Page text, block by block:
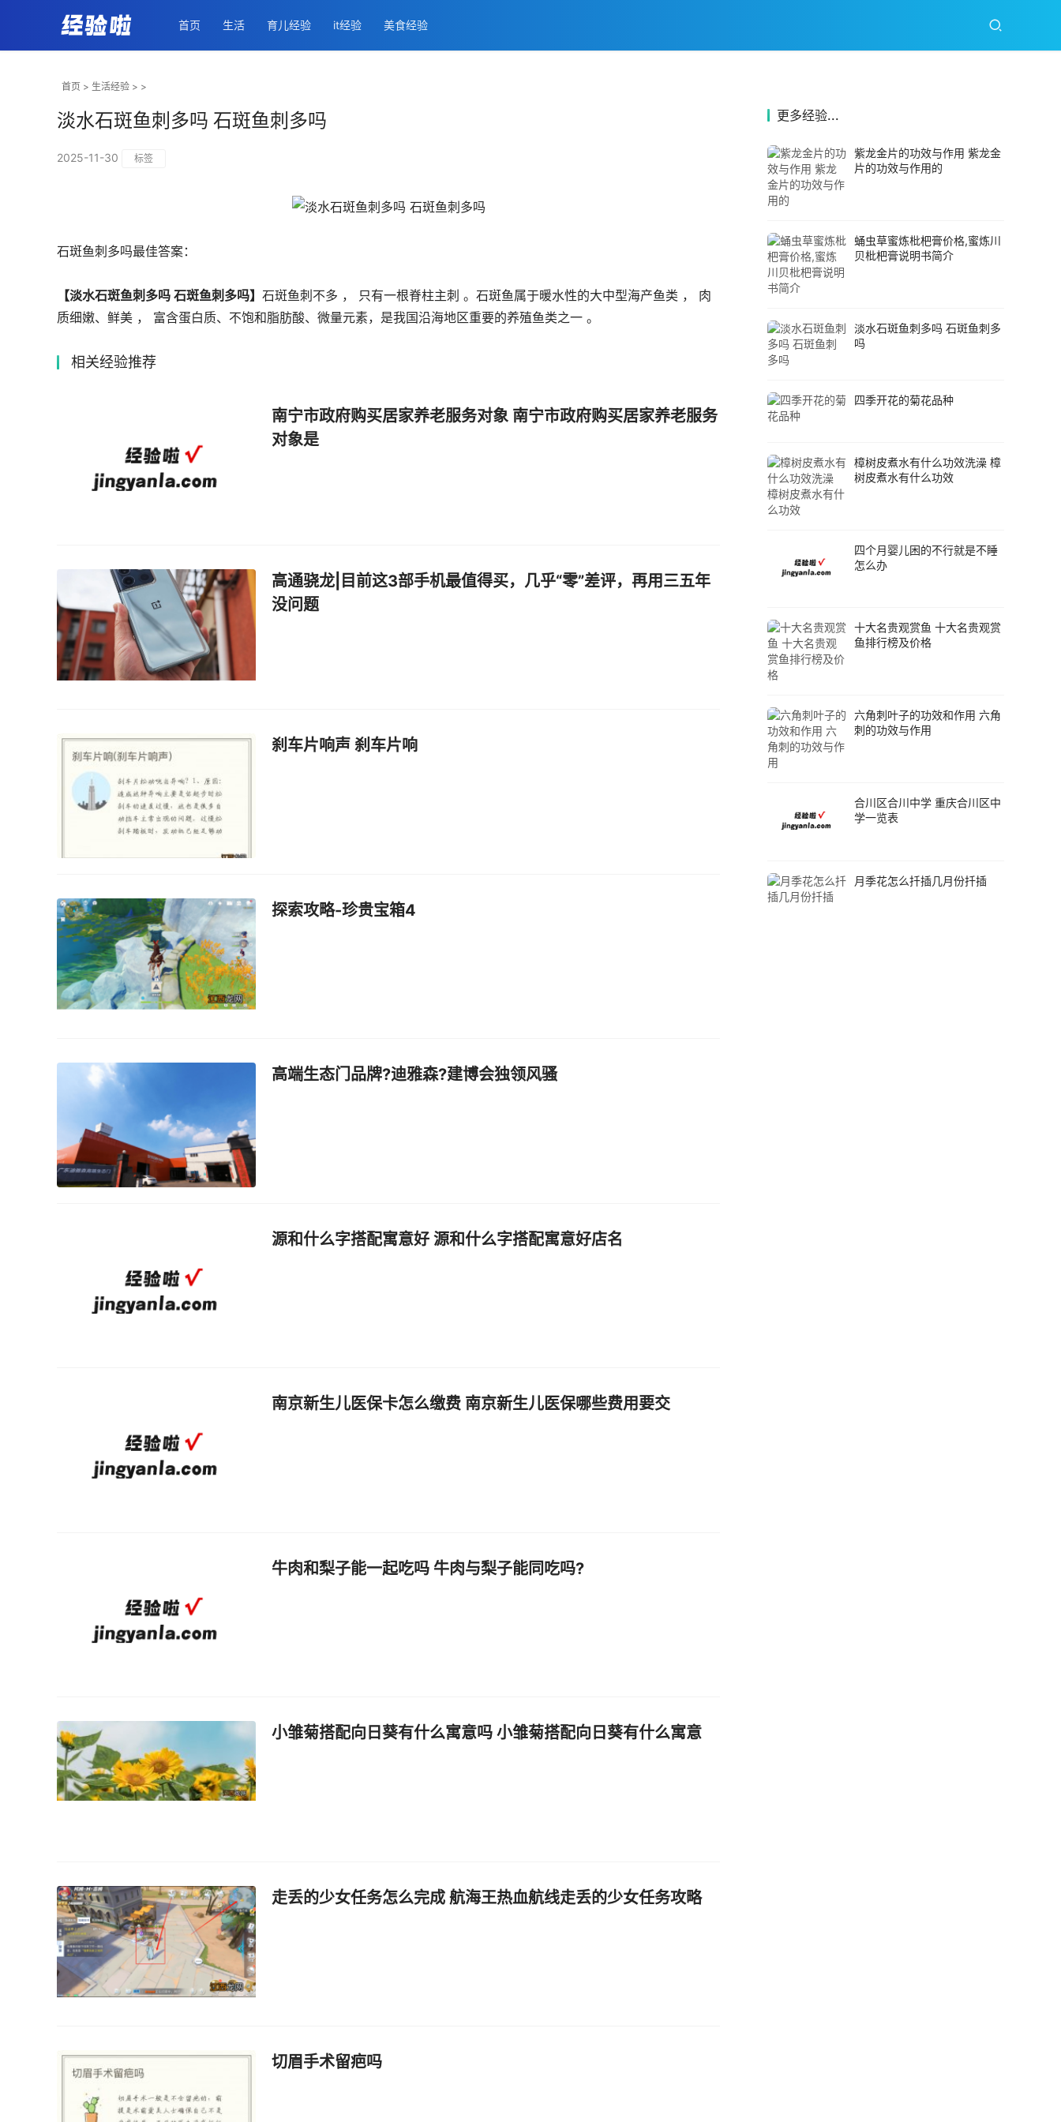
首页 生活 育儿经验 it经验 美食经验
首页 > 生活经验 > >
淡水石斑鱼刺多吗 石斑鱼刺多吗
2025-11-30 标签
石斑鱼刺多吗最佳答案：
【淡水石斑鱼刺多吗 石斑鱼刺多吗】 石斑鱼刺不多 ， 只有一根脊柱主刺 。石斑鱼属于暖水性的大中型海产鱼类 ， 肉
质细嫩、鲜美 ， 富含蛋白质、不饱和脂肪酸、微量元素，是我国沿海地区重要的养殖鱼类之一 。
相关经验推荐
南宁市政府购买居家养老服务对象 南宁市政府购买居家养老服务
对象是
高通骁龙|目前这3部手机最值得买，几乎“零”差评，再用三五年
没问题
刹车片响声 刹车片响
探索攻略-珍贵宝箱4
高端生态门品牌?迪雅森?建博会独领风骚
源和什么字搭配寓意好 源和什么字搭配寓意好店名
南京新生儿医保卡怎么缴费 南京新生儿医保哪些费用要交
牛肉和梨子能一起吃吗 牛肉与梨子能同吃吗?
小雏菊搭配向日葵有什么寓意吗 小雏菊搭配向日葵有什么寓意
走丢的少女任务怎么完成 航海王热血航线走丢的少女任务攻略
切眉手术留疤吗
更多经验...
紫龙金片的功效与作用 紫龙金
片的功效与作用的
蛹虫草蜜炼枇杷膏价格,蜜炼川
贝枇杷膏说明书简介
淡水石斑鱼刺多吗 石斑鱼刺多
吗
四季开花的菊花品种
樟树皮煮水有什么功效洗澡 樟
树皮煮水有什么功效
四个月婴儿困的不行就是不睡
怎么办
十大名贵观赏鱼 十大名贵观赏
鱼排行榜及价格
六角刺叶子的功效和作用 六角
刺的功效与作用
合川区合川中学 重庆合川区中
学一览表
月季花怎么扦插几月份扦插